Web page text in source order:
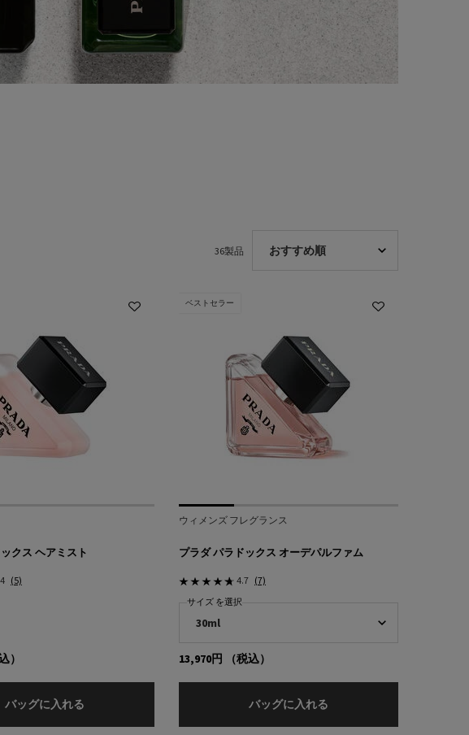
36製品
プルケア ハンドクリーム
クス ヘアミスト
(5)
）
バッグに入れる プラダ パラドックス ヘアミスト
ベストセラー
ウィメンズ フレグランス
プラダ パラドックス オーデパルファム
4.7 (7)
サイズ を選択
13,970円 （税込）
バッグに入れる